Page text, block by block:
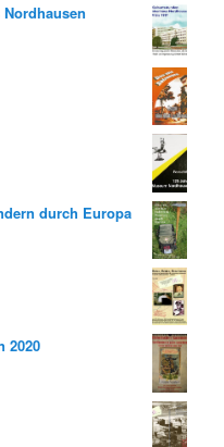
durch Europa
2020